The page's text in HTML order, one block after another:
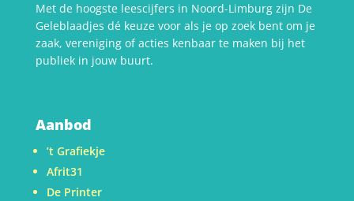
Met de hoogste leescijfers in Noord-Limburg zijn De
Geleblaadjes dé keuze voor als je op zoek bent om je
zaak, vereniging of acties kenbaar te maken bij het
publiek in jouw buurt.
Aanbod
’t Grafiekje
Afrit31
De Printer